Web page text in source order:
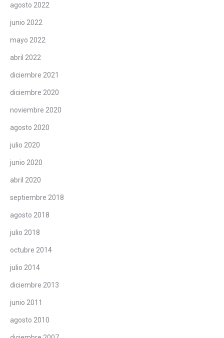
agosto 2022
junio 2022
mayo 2022
abril 2022
diciembre 2021
diciembre 2020
noviembre 2020
agosto 2020
julio 2020
junio 2020
abril 2020
septiembre 2018
agosto 2018
julio 2018
octubre 2014
julio 2014
diciembre 2013
junio 2011
agosto 2010